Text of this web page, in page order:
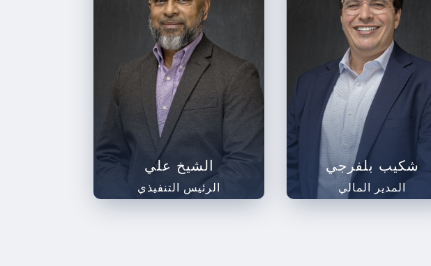
الشيخ علي
الرئيس التنفيذي
شكيب بلفرجي
المدير المالي